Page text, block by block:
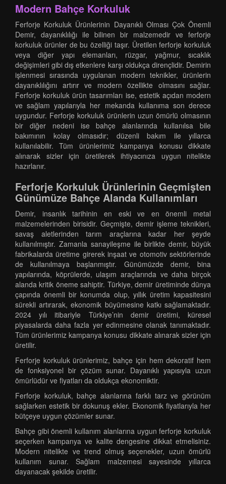
Modern Bahçe Korkuluk
Ferforje Korkuluk Ürünlerinin Dayanıklı Olması Çok Önemli
Demir, dayanıklılığı ile bilinen bir malzemedir ve ferforje
korkuluk ürünler de bu özelliği taşır. Üretilen ferforje korkuluk
veya diğer yapı elemanları, rüzgar, yağmur, sıcaklık
değişimleri gibi dış etkenlere karşı oldukça dirençlidir. Demirin
işlenmesi sırasında uygulanan modern teknikler, ürünlerin
dayanıklılığını artırır ve modern özellikte olmasını sağlar.
Ferforje korkuluk ürün tasarımları ise, estetik açıdan modern
ve sağlam yapılarıyla her mekanda kullanıma son derece
uygundur. Ferforje korkuluk ürünlerin uzun ömürlü olmasının
bir diğer nedeni ise bahçe alanlarında kullanılsa bile
bakımının kolay olmasıdır; düzenli bakım ile yıllarca
kullanılabilir. Tüm ürünlerimiz kampanya konusu dikkate
alınarak sizler için üretilerek ihtiyacınıza uygun nitelikte
hazırlanır.
Ferforje Korkuluk Ürünlerinin Geçmişten
Günümüze Bahçe Alanda Kullanımları
Demir, insanlık tarihinin en eski ve en önemli metal
malzemelerinden birisidir. Geçmişte, demir işleme teknikleri,
savaş aletlerinden tarım araçlarına kadar her şeyde
kullanılmıştır. Zamanla sanayileşme ile birlikte demir, büyük
fabrikalarda üretime girerek inşaat ve otomotiv sektörlerinde
de kullanılmaya başlanmıştır. Günümüzde demir, bina
yapılarında, köprülerde, ulaşım araçlarında ve daha birçok
alanda kritik öneme sahiptir. Türkiye, demir üretiminde dünya
çapında önemli bir konumda olup, yıllık üretim kapasitesini
sürekli artırarak, ekonomik büyümesine katkı sağlamaktadır.
2024 yılı itibariyle Türkiye’nin demir üretimi, küresel
piyasalarda daha fazla yer edinmesine olanak tanımaktadır.
Tüm ürünlerimiz kampanya konusu dikkate alınarak sizler için
üretilir.
Ferforje korkuluk ürünlerimiz, bahçe için hem dekoratif hem
de fonksiyonel bir çözüm sunar. Dayanıklı yapısıyla uzun
ömürlüdür ve fiyatları da oldukça ekonomiktir.
Ferforje korkuluk, bahçe alanlarına farklı tarz ve görünüm
sağlarken estetik bir dokunuş ekler. Ekonomik fiyatlarıyla her
bütçeye uygun çözümler sunar.
Bahçe gibi önemli kullanım alanlarına uygun ferforje korkuluk
seçerken kampanya ve kalite dengesine dikkat etmelisiniz.
Modern nitelikte ve trend olmuş seçenekler, uzun ömürlü
kullanım sunar. Sağlam malzemesi sayesinde yıllarca
dayanacak şekilde üretilir.